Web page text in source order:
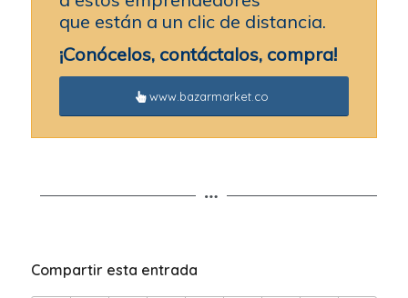
que están a un clic de distancia.
¡Conócelos, contáctalos, compra!
www.bazarmarket.co
Compartir esta entrada